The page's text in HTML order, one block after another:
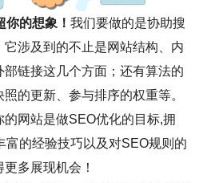
的想象！ 我们要做的是协助搜
涉及到的不止是网站结构、内
链接这几个方面；还有算法的
的更新、参与排序的权重等。
网站是做SEO优化的目标,拥
富的经验技巧以及对SEO规则的
多展现机会！